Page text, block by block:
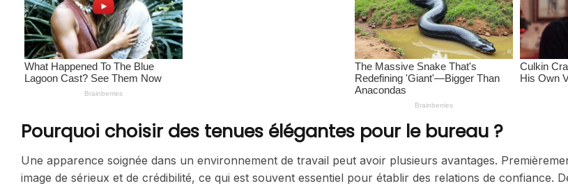
Pourquoi choisir des tenues élégantes pour le bureau ?
Une apparence soignée dans un environnement de travail peut avoir plusieurs avantages.
image de sérieux et de crédibilité, ce qui est souvent essentiel pour établir des relations de confiance.